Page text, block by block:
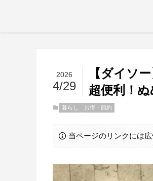
【ダイソ
超便利！
2026
4/29
暮らし お得・節約
当ページのリンクには